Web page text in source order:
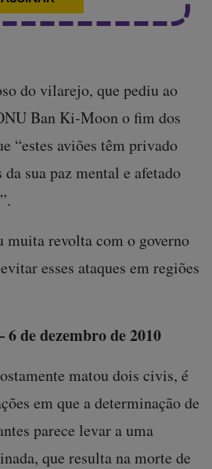
do vilarejo, que pediu ao
Ban Ki-Moon o fim dos
“estes aviões têm privado
sua paz mental e afetado
muita revolta com o governo
esses ataques em regiões
de dezembro de 2010
matou dois civis, é
em que a determinação de
parece levar a uma
que resulta na morte de